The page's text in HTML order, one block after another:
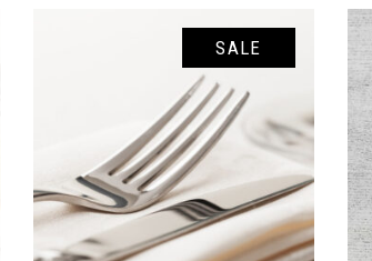
SALE
AGGIUNGI AL CARRELLO